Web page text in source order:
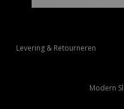
Levering & Retourneren
Modern